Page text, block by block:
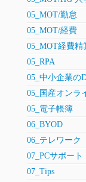
05_MOT/勤怠
05_MOT/経費
05_MOT経費精
05_RPA
05_中小企業の
05_国産オンラ
05_電子帳簿
06_BYOD
06_テレワーク
07_PCサポート
07_Tips